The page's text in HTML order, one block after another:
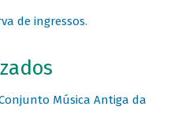
de ingressos.
Música Antiga da